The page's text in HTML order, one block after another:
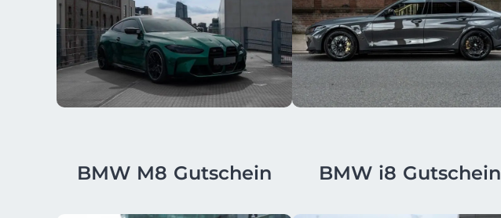
BMW M8 Gutschein BMW i8 Gutschein